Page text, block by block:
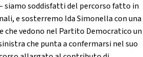
siamo soddisfatti del percorso fatto in
e sosterremo Ida Simonella con una
vedono nel Partito Democratico un
che punta a confermarsi nel suo